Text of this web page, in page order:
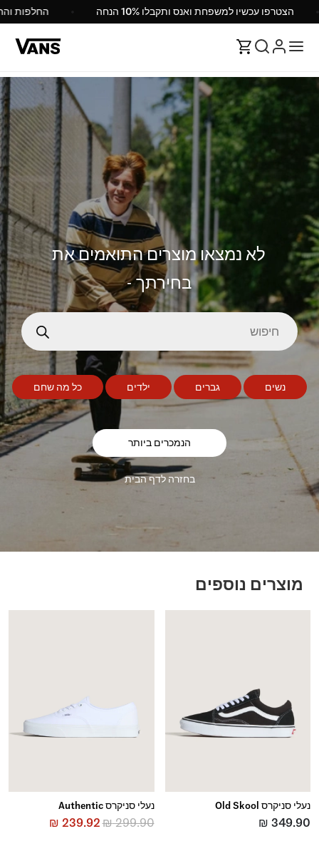
הצטרפו עכשיו למשפחת ואנס ותקבלו 10% הנחה
לא נמצאו מוצרים התואמים את
בחירתך -
נשים גברים ילדים כל מה שחם
הנמכרים ביותר
בחזרה לדף הבית
מוצרים נוספים
נעלי סניקרס Old Skool
₪ 349.90
נעלי סניקרס Authentic
₪299.90
₪ 239.92